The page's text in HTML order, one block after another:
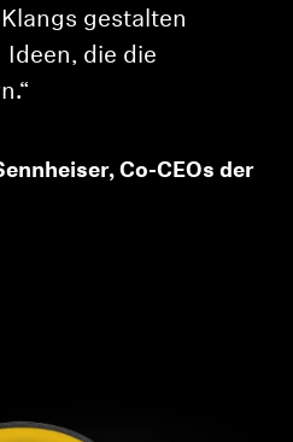
gestalten
Ideen, die die
Co-CEOs der
Konto an, um